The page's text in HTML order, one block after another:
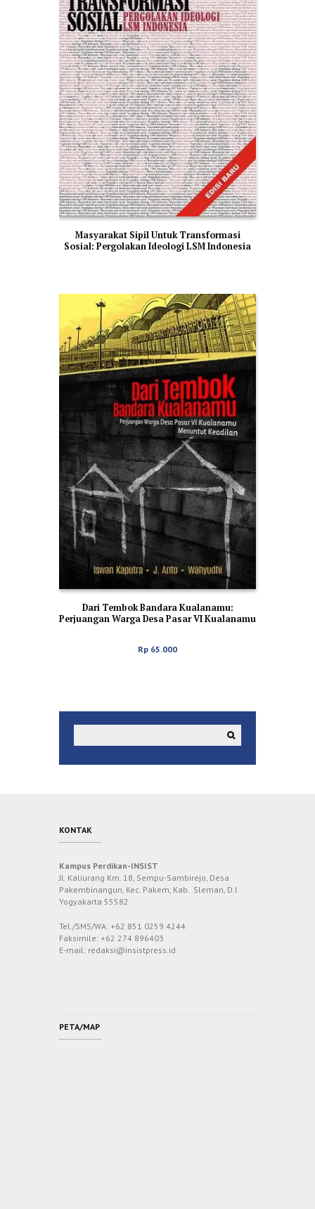
Masyarakat Sipil Untuk Transformasi
Sosial: Pergolakan Ideologi LSM Indonesia
Dari Tembok Bandara Kualanamu:
Perjuangan Warga Desa Pasar VI Kualanamu
Rp 65.000
KONTAK
Kampus Perdikan-INSIST
Jl. Kaliurang Km. 18, Sempu-Sambirejo, Desa
Pakembinangun, Kec. Pakem, Kab. Sleman, D.I.
Yogyakarta 55582
Tel./SMS/WA: +62 851 0259 4244
Faksimile: +62 274 896403
E-mail: redaksi@insistpress.id
PETA/MAP